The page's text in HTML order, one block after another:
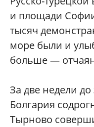
и площади
тысяч
море были и
больше —
За две недели до
Болгария
Тырново